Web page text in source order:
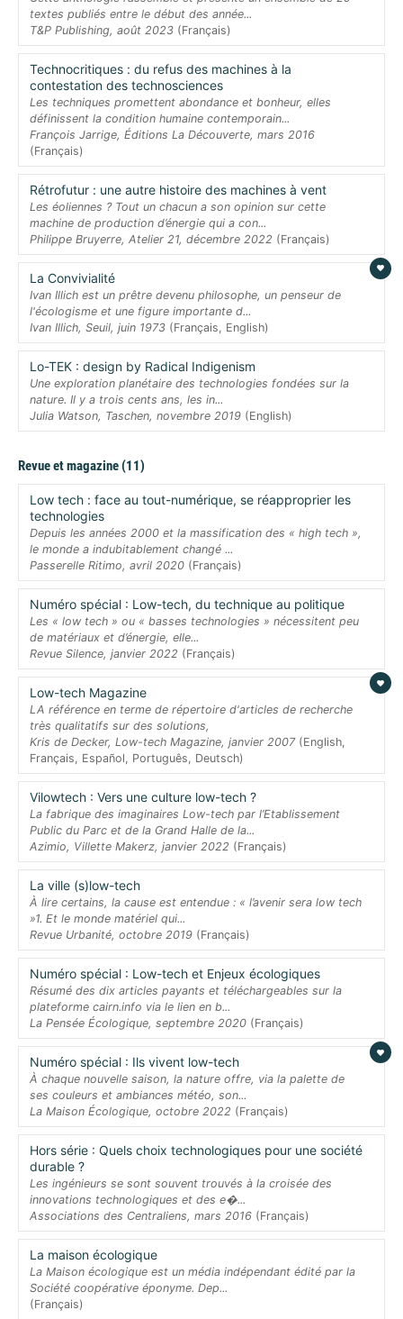
textes publiés entre le début des année...
T&P Publishing, août 2023 (Français)
Technocritiques : du refus des machines à la
contestation des technosciences
Les techniques promettent abondance et bonheur, elles
définissent la condition humaine contemporain...
François Jarrige, Éditions La Découverte, mars 2016
(Français)
Rétrofutur : une autre histoire des machines à vent
Les éoliennes ? Tout un chacun a son opinion sur cette
machine de production d’énergie qui a con...
Philippe Bruyerre, Atelier 21, décembre 2022 (Français)
La Convivialité
Ivan Illich est un prêtre devenu philosophe, un penseur de
l'écologisme et une figure importante d...
Ivan Illich, Seuil, juin 1973 (Français, English)
Lo-TEK : design by Radical Indigenism
Une exploration planétaire des technologies fondées sur la
nature. Il y a trois cents ans, les in...
Julia Watson, Taschen, novembre 2019 (English)
Revue et magazine (11)
Low tech : face au tout-numérique, se réapproprier les
technologies
Depuis les années 2000 et la massification des « high tech »,
le monde a indubitablement changé ...
Passerelle Ritimo, avril 2020 (Français)
Numéro spécial : Low-tech, du technique au politique
Les « low tech » ou « basses technologies » nécessitent peu
de matériaux et d’énergie, elle...
Revue Silence, janvier 2022 (Français)
Low-tech Magazine
LA référence en terme de répertoire d'articles de recherche
très qualitatifs sur des solutions,
Kris de Decker, Low-tech Magazine, janvier 2007 (English,
Français, Español, Português, Deutsch)
Vilowtech : Vers une culture low-tech ?
La fabrique des imaginaires Low-tech par l’Etablissement
Public du Parc et de la Grand Halle de la...
Azimio, Villette Makerz, janvier 2022 (Français)
La ville (s)low-tech
À lire certains, la cause est entendue : « l’avenir sera low tech
»1. Et le monde matériel qui...
Revue Urbanité, octobre 2019 (Français)
Numéro spécial : Low-tech et Enjeux écologiques
Résumé des dix articles payants et téléchargeables sur la
plateforme cairn.info via le lien en b...
La Pensée Écologique, septembre 2020 (Français)
Numéro spécial : Ils vivent low-tech
À chaque nouvelle saison, la nature offre, via la palette de
ses couleurs et ambiances météo, son...
La Maison Écologique, octobre 2022 (Français)
Hors série : Quels choix technologiques pour une société
durable ?
Les ingénieurs se sont souvent trouvés à la croisée des
innovations technologiques et des e�...
Associations des Centraliens, mars 2016 (Français)
La maison écologique
La Maison écologique est un média indépendant édité par la
Société coopérative éponyme. Dep...
(Français)